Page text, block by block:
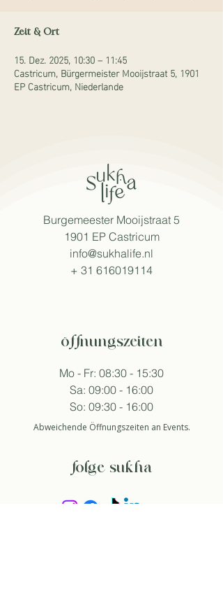
Zeit & Ort
15. Dez. 2025, 10:30 – 11:45
Castricum, Bürgermeister Mooijstraat 5, 1901
EP Castricum, Niederlande
Burgemeester Mooijstraat 5
1901 EP Castricum
info@sukhalife.nl
+ 31 616019114
öffnungszeiten
Mo - Fr: 08:30 - 15:30
Sa: 09:00 - 16:00
So: 09:30 - 16:00
Abweichende Öffnungszeiten an Events.
folge sukha